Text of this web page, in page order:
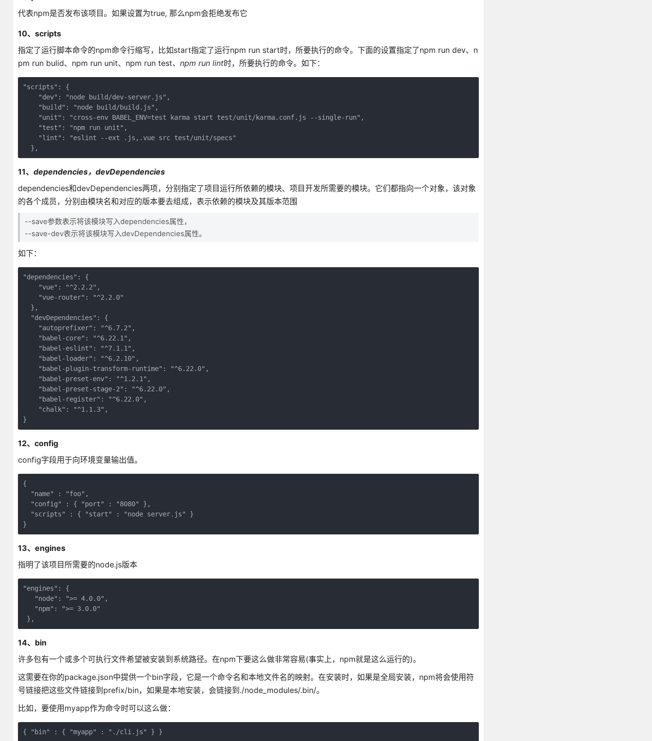
代表npm是否发布该项目。如果设置为true, 那么npm会拒绝发布它
10、scripts
指定了运行脚本命令的npm命令行缩写，比如start指定了运行npm run start时，所要执行的命令。下面的设置指定了npm run dev、n
pm run bulid、npm run unit、npm run test、npm run lint时，所要执行的命令。如下：
"scripts": {
    "dev": "node build/dev-server.js",
    "build": "node build/build.js",
    "unit": "cross-env BABEL_ENV=test karma start test/unit/karma.conf.js --single-run",
    "test": "npm run unit",
    "lint": "eslint --ext .js,.vue src test/unit/specs"
  },
11、 dependencies，devDependencies
dependencies和devDependencies两项，分别指定了项目运行所依赖的模块、项目开发所需要的模块。它们都指向一个对象，该对象
的各个成员，分别由模块名和对应的版本要去组成，表示依赖的模块及其版本范围
--save参数表示将该模块写入dependencies属性，
--save-dev表示将该模块写入devDependencies属性。
如下：
"dependencies": {
    "vue": "^2.2.2",
    "vue-router": "^2.2.0"
  },
  "devDependencies": {
    "autoprefixer": "^6.7.2",
    "babel-core": "^6.22.1",
    "babel-eslint": "^7.1.1",
    "babel-loader": "^6.2.10",
    "babel-plugin-transform-runtime": "^6.22.0",
    "babel-preset-env": "^1.2.1",
    "babel-preset-stage-2": "^6.22.0",
    "babel-register": "^6.22.0",
    "chalk": "^1.1.3",
}
12、config
config字段用于向环境变量输出值。
{
  "name" : "foo",
  "config" : { "port" : "8080" },
  "scripts" : { "start" : "node server.js" }
}
13、engines
指明了该项目所需要的node.js版本
"engines": {
   "node": ">= 4.0.0",
   "npm": ">= 3.0.0"
},
14、 bin
许多包有一个或多个可执行文件希望被安装到系统路径。在npm下要这么做非常容易(事实上，npm就是这么运行的)。
这需要在你的package.json中提供一个bin字段，它是一个命令名和本地文件名的映射。在安装时，如果是全局安装，npm将会使用符
号链接把这些文件链接到prefix/bin，如果是本地安装，会链接到./node_modules/.bin/。
比如，要使用myapp作为命令时可以这么做：
{ "bin" : { "myapp" : "./cli.js" } }